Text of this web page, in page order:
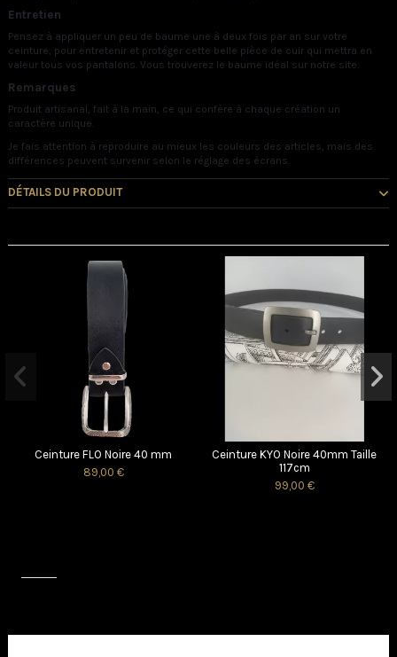
Entretien
Pensez à appliquer un peu de baume une à deux fois par an sur votre
ceinture, pour entretenir et protéger cette belle pièce de cuir qui mettra en
valeur tous vos pantalons. Vous trouverez le baume idéal sur notre site.
Remarques
Produit artisanal, fait à la main, ce qui confère à chaque création un
caractère unique.
Je fais attention à reproduire au mieux les couleurs des articles, mais des
différences peuvent survenir selon le réglage des écrans.
DÉTAILS DU PRODUIT
Ceinture FLO Noire 40 mm
89,00 €
Ceinture KYO Noire 40mm Taille
117cm
99,00 €